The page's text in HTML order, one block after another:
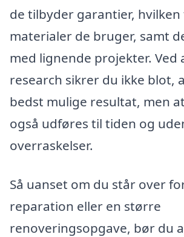
de tilbyder garantier, hvilken
materialer de bruger, samt
med lignende projekter. Ved
research sikrer du ikke blot,
bedst mulige resultat, men
også udføres til tiden og
overraskelser.
Så uanset om du står over
reparation eller en større
renoveringsopgave, bør du